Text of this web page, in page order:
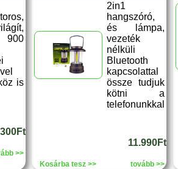
900
is
>>
2in1
hangszóró,
és lámpa,
vezeték
nélküli
Bluetooth
kapcsolattal
össze tudjuk
kötni a
telefonunkkal
11.990Ft
Kosárba tesz >> tovább >>